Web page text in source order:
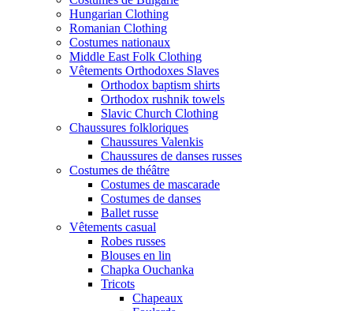
Hungarian Clothing
Romanian Clothing
Costumes nationaux
Middle East Folk Clothing
Vêtements Orthodoxes Slaves
Orthodox baptism shirts
Orthodox rushnik towels
Slavic Church Clothing
Chaussures folkloriques
Chaussures Valenkis
Chaussures de danses russes
Costumes de théâtre
Costumes de mascarade
Costumes de danses
Ballet russe
Vêtements casual
Robes russes
Blouses en lin
Chapka Ouchanka
Tricots
Chapeaux